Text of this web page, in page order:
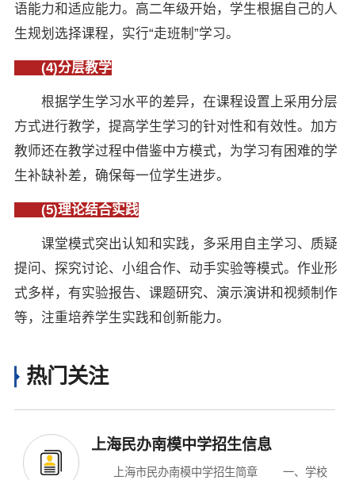
语能力和适应能力。高二年级开始，学生根据自己的人
生规划选择课程，实行“走班制”学习。
(4)分层教学
根据学生学习水平的差异，在课程设置上采用分层
方式进行教学，提高学生学习的针对性和有效性。加方
教师还在教学过程中借鉴中方模式，为学习有困难的学
生补缺补差，确保每一位学生进步。
(5)理论结合实践
课堂模式突出认知和实践，多采用自主学习、质疑
提问、探究讨论、小组合作、动手实验等模式。作业形
式多样，有实验报告、课题研究、演示演讲和视频制作
等，注重培养学生实践和创新能力。
热门关注
上海民办南模中学招生信息
上海市民办南模中学招生简章 一、学校